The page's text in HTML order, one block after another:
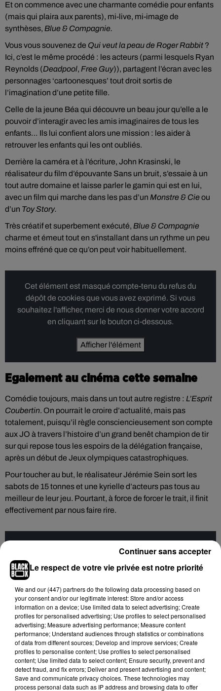
Et on commence avec une charmante comédie pour enfants
(mais qui plaira aux parents), mi-live, mi-image de
synthèses, Blue & Compagnie.
Vous vous souvenez de Qui veut la peau de Roger Rabbit ?
Ici, c’est le même procédé : les acteurs (parmi lesquels Ryan
Reynolds (Deadpool, Free Guy)), partagent l’écran avec les
personnages ‘cartoonesques’ tout droit sortis de
l’imagination d’une petite fille.
Celle de la jeune Béa qui découvre un beau jour qu’elle a le
pouvoir d’interagir avec les amis imaginaires de tous les
enfants… Ils lui confient alors une mission : les aider à
retrouver les enfants qui les ont oubliés.
Derrière la caméra et à l’écriture, John Krasinski, le
réalisateur du film d’épouvante Sans un bruit, s’essaie à un
tout autre domaine et laisse parler le gamin qui est en lui,
avec un film qui marche dans les pas d’un Monstre & Cieou
d’un Toy Story.
Très créatif et superbement exécuté, Blue & Compagnie
charme et émeut tout en s'installant dans un rythme un peu
moins effréné que ce qu’on peut voir habituellement.
Cet élément est masqué compte-tenu du refus du
dépôt de cookies que vous avez exprimé. Si vous
souhaitez l'afficher, merci de nous donner votre accord
en cliquant sur le bouton ci-dessous.
Afficher l'élément
Egalement au cinéma cette semaine
Comédie toujours, mais dans un tout autre registre : L’Esprit
Coubertin. On pourrait le croire d’actualité, mais pas
totalement, puisqu’il règle consciencieusement son compte
aux JO à travers l’histoire d’un grand benêt champion de tir
sur qui repose tous les espoirs de la délégation française,
après un début de Jeux olympiques catastrophiques.
Pour toucher au but, le réalisateur Jérémie Sein sort les
sabots de 15 tonnes et une kyrielle d’acteurs pas tous au
meilleur de leur jeu. Pourtant, à force de forcer le trait, il finit
effectivement par nous faire rire.
Cet élément est masqué compte-tenu du refus du
dépôt de cookies que vous avez exprimé. Si vous
souhaitez l'afficher, merci de nous donner votre accord
Afficher l'élément
Enfin, également au cinéma cette semaine,La Planète des
singes : le nouveau royaume…
Wes Ball, le réalisateur de la sagaLe Labyrinthe , prend les
commandes de ce 10 eopus issu de la franchise inspirée du
Le respect de votre vie privée est notre priorité
We and our (447) partnersdo the following data processing based on
your consent and/or our legitimate interest: Store and/or access
information on a device; Use limited data to select advertising; Create
profiles for personalised advertising; Use profiles to select personalised
advertising; Measure advertising performance; Measure content
performance; Understand audiences through statistics or combinations
of data from different sources; Develop and improve services; Create
profiles to personalise content; Use profiles to select personalised
content; Use limited data to select content; Ensure security, prevent and
detect fraud, and fix errors; Deliver and present advertising and content;
Save and communicate privacy choices. These technologies may
process personal data such as IP address and browsing data to offer
Continuer sans accepter